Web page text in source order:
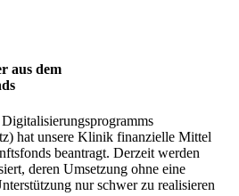
aus dem
hat unsere Klinik finanzielle Mittel
beantragt. Derzeit werden
deren Umsetzung ohne eine
nur schwer zu realisieren